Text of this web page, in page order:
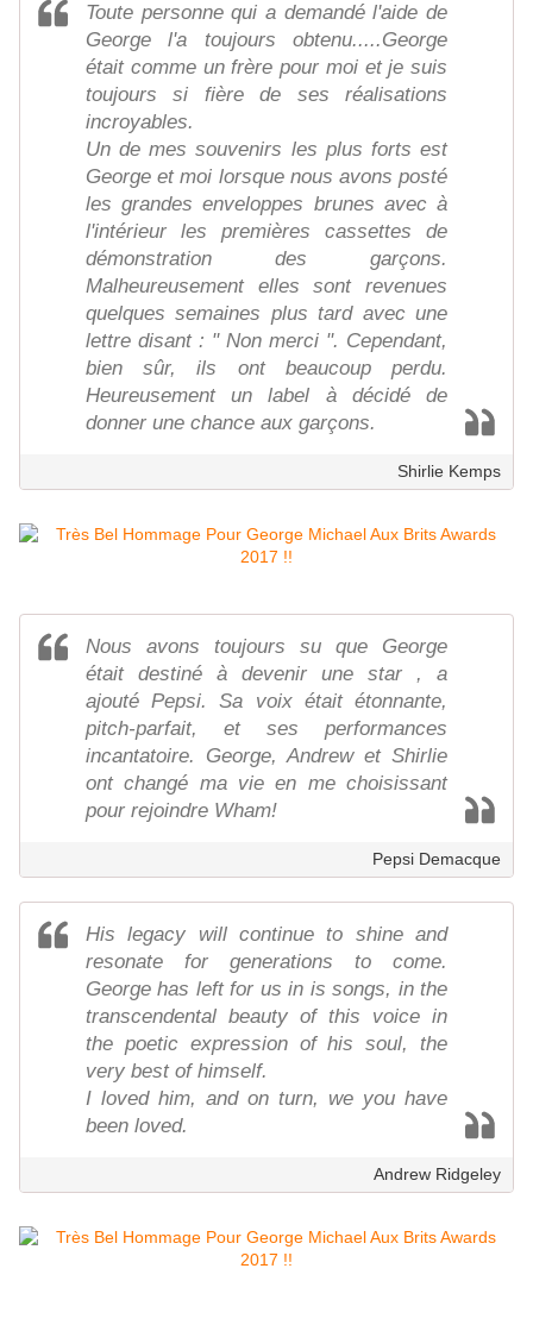
Toute personne qui a demandé l'aide de
George l'a toujours obtenu.....George
était comme un frère pour moi et je suis
toujours si fière de ses réalisations
incroyables.
Un de mes souvenirs les plus forts est
George et moi lorsque nous avons posté
les grandes enveloppes brunes avec à
l'intérieur les premières cassettes de
démonstration des garçons.
Malheureusement elles sont revenues
quelques semaines plus tard avec une
lettre disant : " Non merci ". Cependant,
bien sûr, ils ont beaucoup perdu.
Heureusement un label à décidé de
donner une chance aux garçons.
Shirlie Kemps
Nous avons toujours su que George
était destiné à devenir une star , a
ajouté Pepsi. Sa voix était étonnante,
pitch-parfait, et ses performances
incantatoire. George, Andrew et Shirlie
ont changé ma vie en me choisissant
pour rejoindre Wham!
Pepsi Demacque
His legacy will continue to shine and
resonate for generations to come.
George has left for us in is songs, in the
transcendental beauty of this voice in
the poetic expression of his soul, the
very best of himself.
I loved him, and on turn, we you have
been loved.
Andrew Ridgeley